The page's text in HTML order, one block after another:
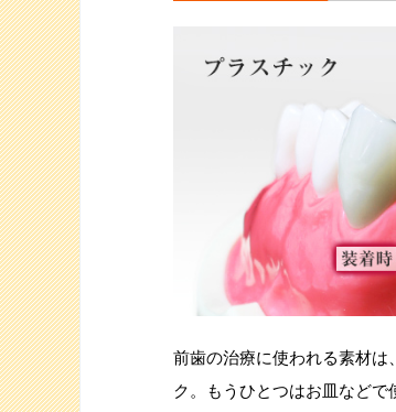
前歯の治療に使われる素材は
ク。もうひとつはお皿など